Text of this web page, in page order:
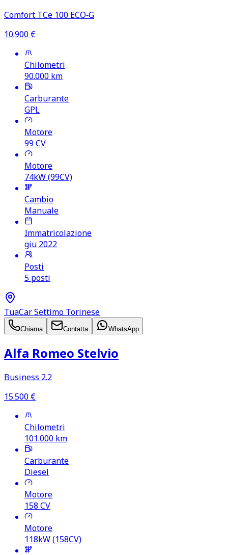
Comfort TCe 100 ECO‑G
10.900 €
Chilometri
90.000 km
Carburante
GPL
Motore
99CV
Motore
74kW (99CV)
Cambio
Manuale
Immatricolazione
giu 2022
Posti
5 posti
TuaCar Settimo Torinese
Chiama Contatta WhatsApp
Alfa Romeo Stelvio
Business 2.2
15.500 €
Chilometri
101.000 km
Carburante
Diesel
Motore
158 CV
Motore
118kW (158CV)